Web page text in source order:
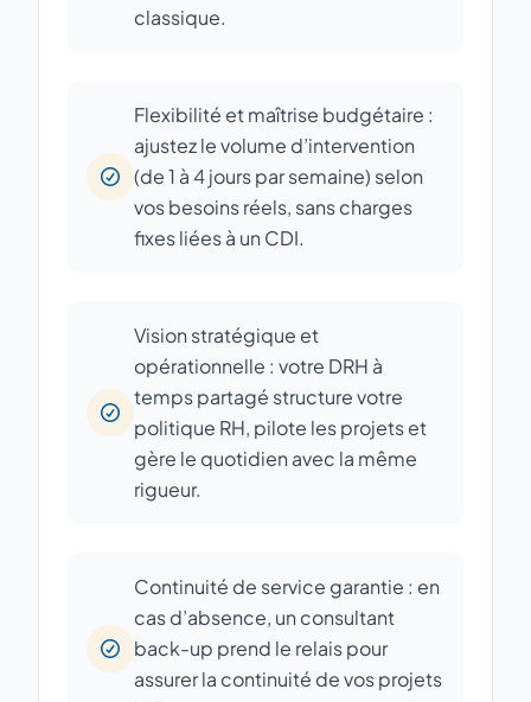
classique.
Flexibilité et maîtrise budgétaire :
ajustez le volume d’intervention
(de 1 à 4 jours par semaine) selon
vos besoins réels, sans charges
fixes liées à un CDI.
Vision stratégique et
opérationnelle : votre DRH à
temps partagé structure votre
politique RH, pilote les projets et
gère le quotidien avec la même
rigueur.
Continuité de service garantie : en
cas d’absence, un consultant
back-up prend le relais pour
assurer la continuité de vos projets